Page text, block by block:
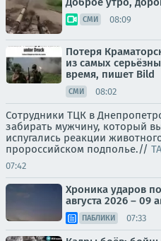
СМИ 08:09
Потеря
из самых
время, пишет Bild
СМИ 08:02
Сотрудники ТЦК в
забирать мужчину, который
испугались реакции
пророссийском подполье.//
07:42
Хроника ударов
августа 2026 – 09
ПАБЛИКИ 07:33